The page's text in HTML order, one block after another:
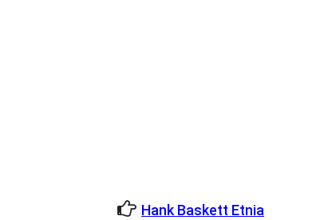
Hank Baskett Etnia